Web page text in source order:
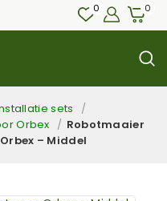
0 0
sets
/
Orbex / Robotmaaier
– Middel